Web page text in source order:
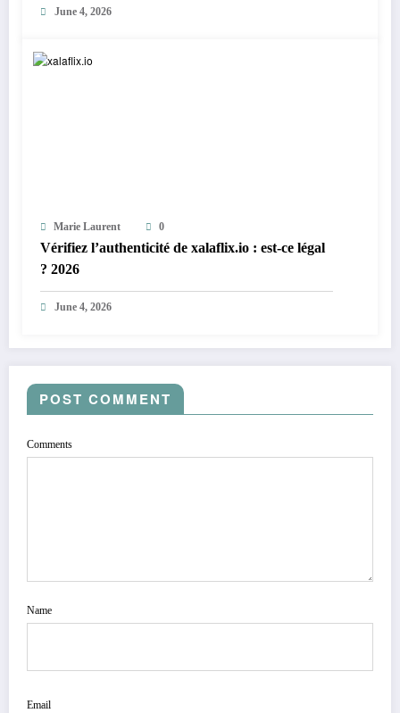
June 4, 2026
Marie Laurent 0
Vérifiez l’authenticité de xalaflix.io : est-ce légal
? 2026
June 4, 2026
POST COMMENT
Comments
Name
Email